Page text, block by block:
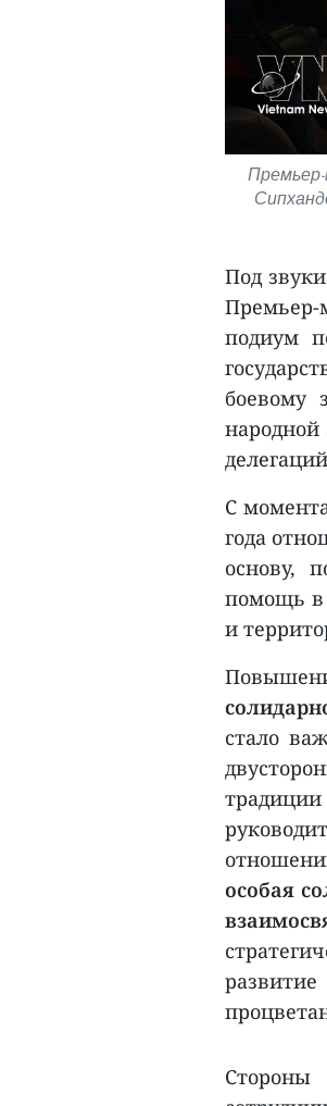
Под
подиум
боевому
народной
С
года
основу,
помощь в
и
стало
особая